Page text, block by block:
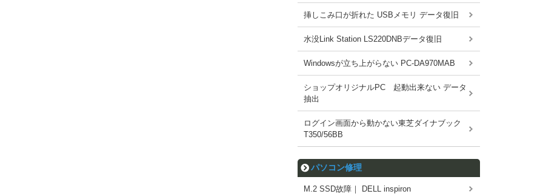
挿しこみ口が折れた USBメモリ データ復旧
水没Link Station LS220DNBデータ復旧
Windowsが立ち上がらない PC-DA970MAB
ショップオリジナルPC 起動出来ない データ
抽出
ログイン画面から動かない東芝ダイナブック
T350/56BB
パソコン修理
M.2 SSD故障｜ DELL inspiron